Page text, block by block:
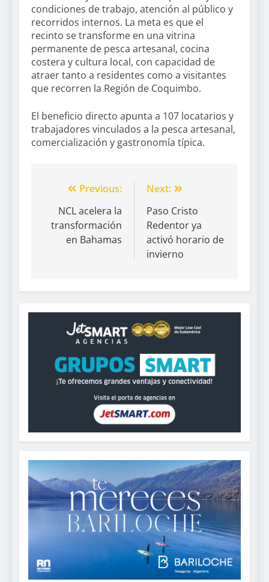
condiciones de trabajo, atención al público y
recorridos internos. La meta es que el
recinto se transforme en una vitrina
permanente de pesca artesanal, cocina
costera y cultura local, con capacidad de
atraer tanto a residentes como a visitantes
que recorren la Región de Coquimbo.
El beneficio directo apunta a 107 locatarios y
trabajadores vinculados a la pesca artesanal,
comercialización y gastronomía típica.
Previous:
NCL acelera la
transformación
en Bahamas
Next:
Paso Cristo
Redentor ya
activó horario de
invierno